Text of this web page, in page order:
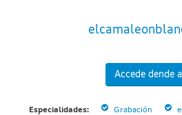
Accede dende
Especialidades: Grabación